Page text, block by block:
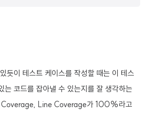
듯이 테스트 케이스를 작성할 때는 이 테스
는 코드를 잡아낼 수 있는지를 잘 생각하는
Coverage, Line Coverage가 100%라고